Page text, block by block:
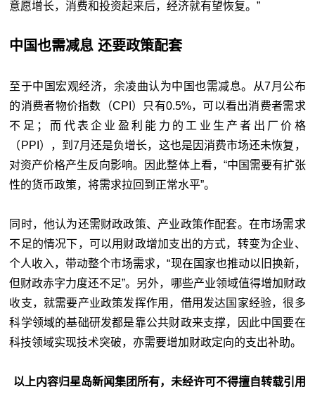
意愿增长，消费和投资起来后，经济就有望恢复。”
中国也需减息 还要政策配套
至于中国宏观经济，余凌曲认为中国也需减息。从7月公布
的消费者物价指数（CPI）只有0.5%，可以看出消费者需求
不足；而代表企业盈利能力的工业生产者出厂价格
（PPI），到7月还是负增长，这也是因消费市场还未恢复，
对资产价格产生反向影响。因此整体上看，“中国需要有扩张
性的货币政策，将需求拉回到正常水平”。
同时，他认为还需财政政策、产业政策作配套。在市场需求
不足的情况下，可以用财政增加支出的方式，转变为企业、
个人收入，带动整个市场需求，“现在国家也推动以旧换新，
但财政赤字力度还不足”。另外，哪些产业领域值得增加财政
收支，就需要产业政策发挥作用，借用发达国家经验，很多
科学领域的基础研发都是靠公共财政来支撑，因此中国要在
科技领域实现技术突破，亦需要增加财政定向的支出补助。
以上内容归星岛新闻集团所有，未经许可不得擅自转载引用